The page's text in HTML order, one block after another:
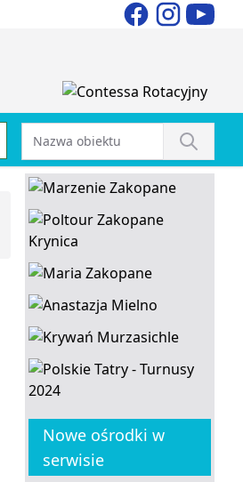
Nowe ośrodki w
serwisie